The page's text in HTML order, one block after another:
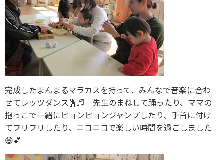
完成したまんまるマラカスを持って、みんなで音楽に合わ
せてレッツダンス🕺♬ 先生のまねして踊ったり、ママの
抱っこで一緒にピョンピョンジャンプしたり、手首に付け
てフリフリしたり、ニコニコで楽しい時間を過ごしました
😆💕